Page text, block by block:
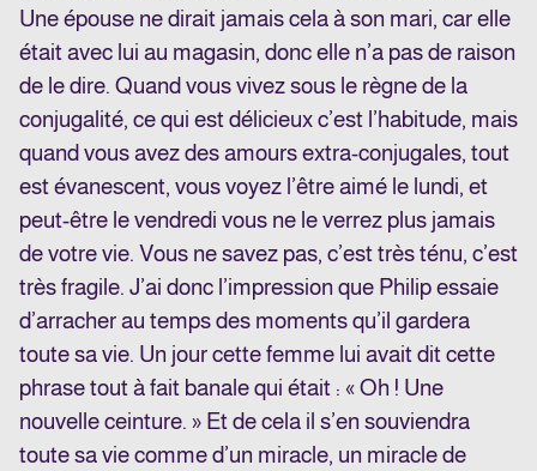
Une épouse ne dirait jamais cela à son mari, car elle
était avec lui au magasin, donc elle n’a pas de raison
de le dire. Quand vous vivez sous le règne de la
conjugalité, ce qui est délicieux c’est l’habitude, mais
quand vous avez des amours extra-conjugales, tout
est évanescent, vous voyez l’être aimé le lundi, et
peut-être le vendredi vous ne le verrez plus jamais
de votre vie. Vous ne savez pas, c’est très ténu, c’est
très fragile. J’ai donc l’impression que Philip essaie
d’arracher au temps des moments qu’il gardera
toute sa vie. Un jour cette femme lui avait dit cette
phrase tout à fait banale qui était : « Oh ! Une
nouvelle ceinture. » Et de cela il s’en souviendra
toute sa vie comme d’un miracle, un miracle de